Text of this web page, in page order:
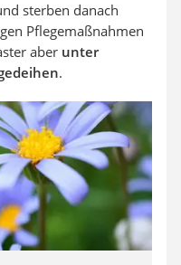
sterben danach
Pflegemaßnahmen
aber unter
.